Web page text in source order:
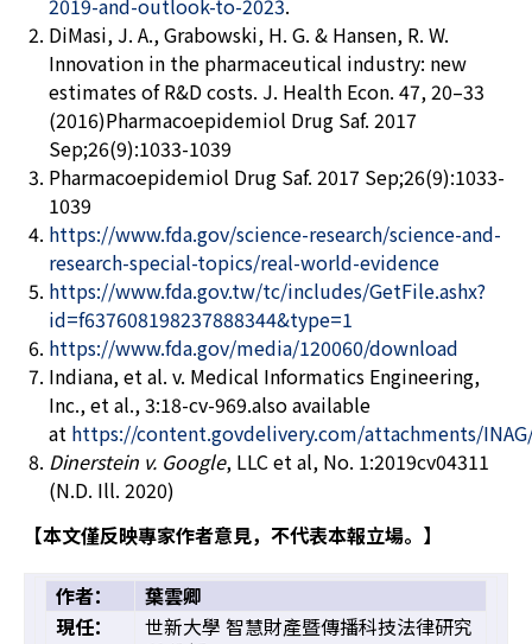
2019-and-outlook-to-2023.
DiMasi, J. A., Grabowski, H. G. & Hansen, R. W.
Innovation in the pharmaceutical industry: new
estimates of R&D costs. J. Health Econ. 47, 20–33
(2016)Pharmacoepidemiol Drug Saf. 2017
Sep;26(9):1033-1039
Pharmacoepidemiol Drug Saf. 2017 Sep;26(9):1033-
1039
https://www.fda.gov/science-research/science-and-
research-special-topics/real-world-evidence
https://www.fda.gov.tw/tc/includes/GetFile.ashx?
id=f637608198237888344&type=1
https://www.fda.gov/media/120060/download
Indiana, et al. v. Medical Informatics Engineering,
Inc., et al., 3:18-cv-969.also available
at https://content.govdelivery.com/attachments/
Dinerstein v. Google, LLC et al, No. 1:2019cv04311
(N.D. Ill. 2020)
【本文僅反映專家作者意見，不代表本報立場。】
作者：
葉雲卿
現任：
世新大學 智慧財產暨傳播科技法律研究